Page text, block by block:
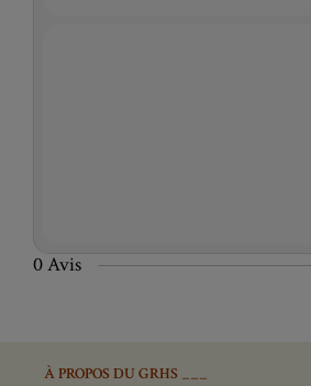
0 Avis
À PROPOS DU GRHS ___